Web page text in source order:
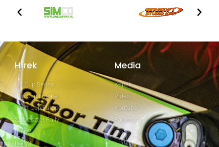
Hírek
GT Cup Series
Clio Cup Europe
Swift Cup Europe
Szilveszter Rally
Rally2
Rally3
Media
Képek
Video
Youtube
Facebook